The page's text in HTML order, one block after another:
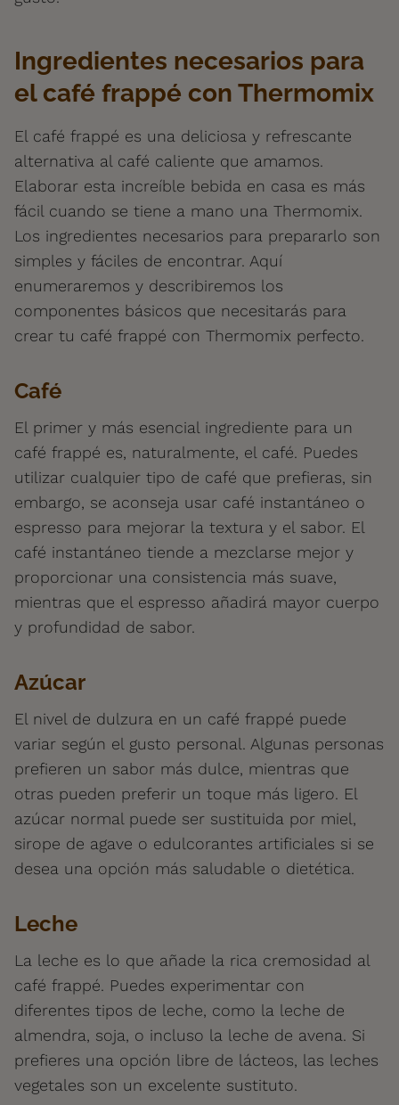
Ingredientes necesarios para
el café frappé con Thermomix
El café frappé es una deliciosa y refrescante
alternativa al café caliente que amamos.
Elaborar esta increíble bebida en casa es más
fácil cuando se tiene a mano una Thermomix.
Los ingredientes necesarios para prepararlo son
simples y fáciles de encontrar. Aquí
enumeraremos y describiremos los
componentes básicos que necesitarás para
crear tu café frappé con Thermomix perfecto.
Café
El primer y más esencial ingrediente para un
café frappé es, naturalmente, el café. Puedes
utilizar cualquier tipo de café que prefieras, sin
embargo, se aconseja usar café instantáneo o
espresso para mejorar la textura y el sabor. El
café instantáneo tiende a mezclarse mejor y
proporcionar una consistencia más suave,
mientras que el espresso añadirá mayor cuerpo
y profundidad de sabor.
Azúcar
El nivel de dulzura en un café frappé puede
variar según el gusto personal. Algunas personas
prefieren un sabor más dulce, mientras que
otras pueden preferir un toque más ligero. El
azúcar normal puede ser sustituida por miel,
sirope de agave o edulcorantes artificiales si se
desea una opción más saludable o dietética.
Leche
La leche es lo que añade la rica cremosidad al
café frappé. Puedes experimentar con
diferentes tipos de leche, como la leche de
almendra, soja, o incluso la leche de avena. Si
prefieres una opción libre de lácteos, las leches
vegetales son un excelente sustituto.